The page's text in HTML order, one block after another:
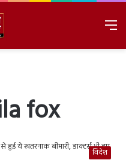
fox
विदेश